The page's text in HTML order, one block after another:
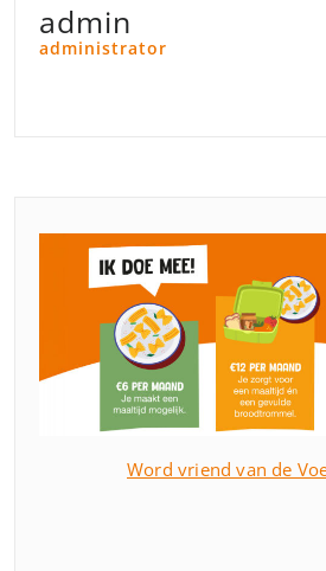
admin
administrator
Word vriend van de